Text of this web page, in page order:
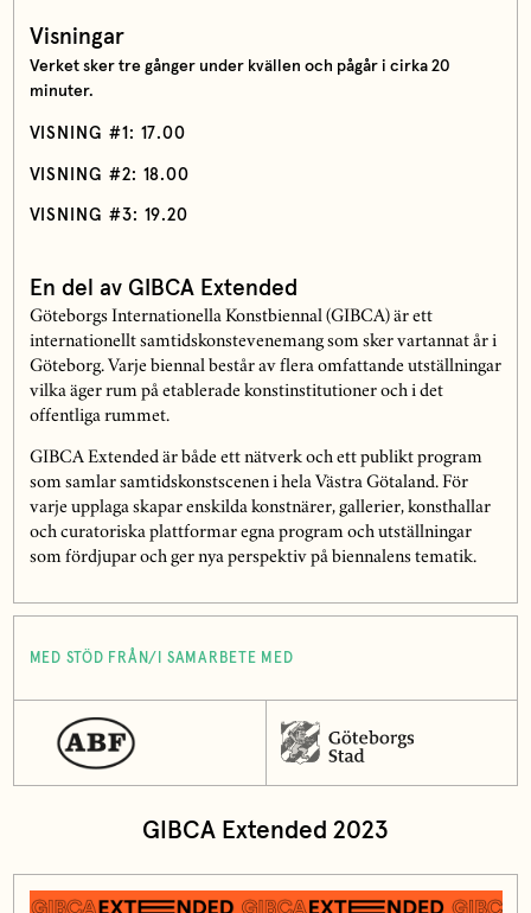
Visningar
Verket sker tre gånger under kvällen och pågår i cirka 20
minuter.
VISNING #1: 17.00
VISNING #2: 18.00
VISNING #3: 19.20
En del av GIBCA Extended
Göteborgs Internationella Konstbiennal (GIBCA) är ett
internationellt samtidskonstevenemang som sker vartannat år i
Göteborg. Varje biennal består av flera omfattande utställningar
vilka äger rum på etablerade konstinstitutioner och i det
offentliga rummet.
GIBCA Extended är både ett nätverk och ett publikt program
som samlar samtidskonstscenen i hela Västra Götaland. För
varje upplaga skapar enskilda konstnärer, gallerier, konsthallar
och curatoriska plattformar egna program och utställningar
som fördjupar och ger nya perspektiv på biennalens tematik.
MED STÖD FRÅN/I SAMARBETE MED
GIBCA Extended 2023